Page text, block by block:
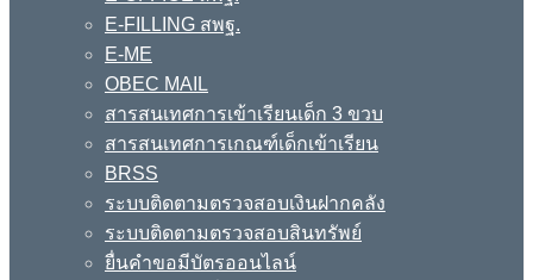
E-FILLING สพฐ.
E-ME
OBEC MAIL
สารสนเทศการเข้าเรียนเด็ก 3 ขวบ
สารสนเทศการเกณฑ์เด็กเข้าเรียน
BRSS
ระบบติดตามตรวจสอบเงินฝากคลัง
ระบบติดตามตรวจสอบสินทรัพย์
ยื่นคำขอมีบัตรออนไลน์